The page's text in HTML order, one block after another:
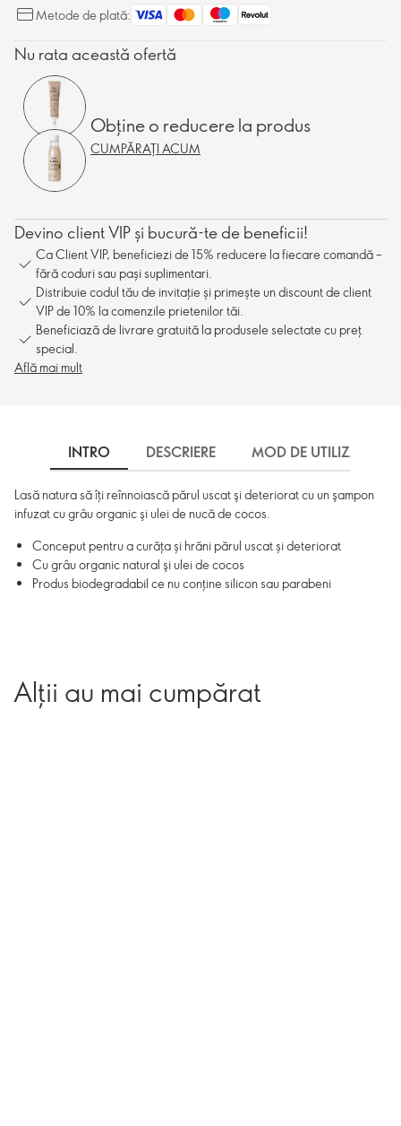
Metode de plată:
Nu rata această ofertă
Obține o reducere la produs
CUMPĂRAȚI ACUM
Devino client VIP și bucură-te de beneficii!
Ca Client VIP, beneficiezi de 15% reducere la fiecare comandă –
fără coduri sau pași suplimentari.
Distribuie codul tău de invitație și primește un discount de client
VIP de 10% la comenzile prietenilor tăi.
Beneficiază de livrare gratuită la produsele selectate cu preț
special.
Află mai mult
INTRO DESCRIERE MOD DE UTILIZARE
Lasă natura să îţi reînnoiască părul uscat şi deteriorat cu un şampon
infuzat cu grâu organic şi ulei de nucă de cocos.
Conceput pentru a curăța și hrăni părul uscat și deteriorat
Cu grâu organic natural şi ulei de cocos
Produs biodegradabil ce nu conţine silicon sau parabeni
Alții au mai cumpărat